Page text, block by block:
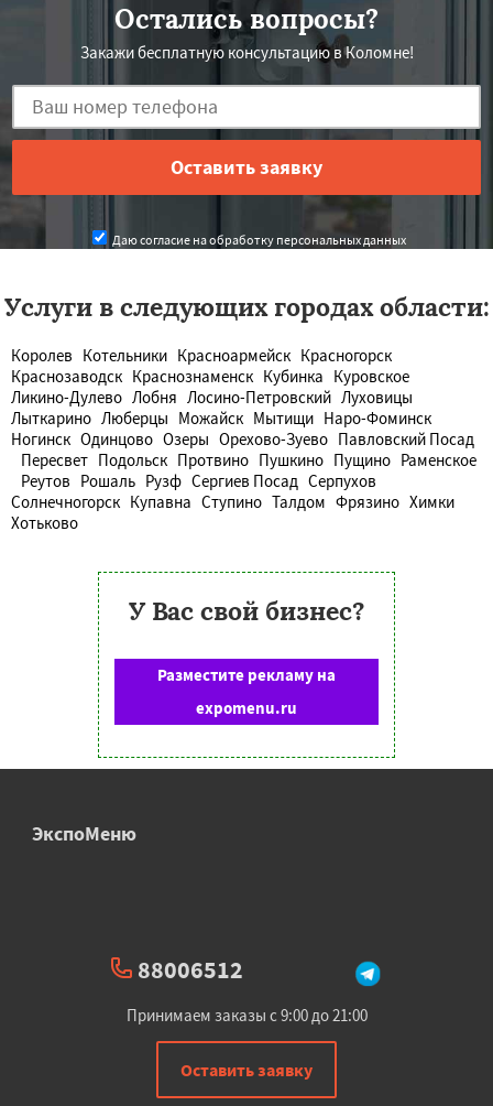
Остались вопросы?
Закажи бесплатную консультацию в Коломне!
Даю согласие на обработку персональных данных
Услуги в следующих городах области:
Королев Котельники Красноармейск Красногорск
Краснозаводск Краснознаменск Кубинка Куровское
Ликино-Дулево Лобня Лосино-Петровский Луховицы
Лыткарино Люберцы Можайск Мытищи Наро-Фоминск
Ногинск Одинцово Озеры Орехово-Зуево Павловский Посад
Пересвет Подольск Протвино Пушкино Пущино Раменское
Реутов Рошаль Рузф Сергиев Посад Серпухов
Солнечногорск Купавна Ступино Талдом Фрязино Химки
Хотьково
У Вас свой бизнес?
Разместите рекламу на
expomenu.ru
ЭкспоМеню
88006512
Принимаем заказы с 9:00 до 21:00
Оставить заявку